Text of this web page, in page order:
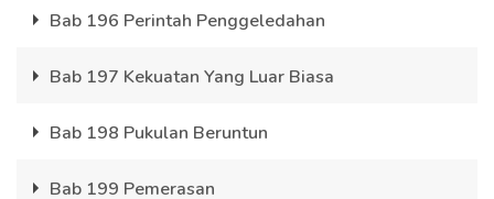
Bab 196 Perintah Penggeledahan
Bab 197 Kekuatan Yang Luar Biasa
Bab 198 Pukulan Beruntun
Bab 199 Pemerasan